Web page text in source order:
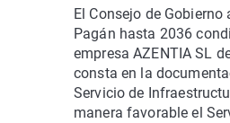
El Consejo de
Pagán hasta 2036
empresa AZENTIA SL
consta en la
Servicio de
manera favorable el